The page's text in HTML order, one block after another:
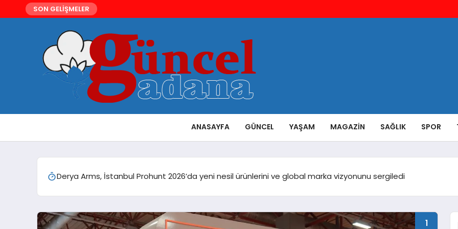
SON GELİŞMELER
ANASAYFA GÜNCEL YAŞAM MAGAZIN SAĞLIK SPOR
Derya Arms, İstanbul Prohunt 2026’da yeni nesil ürünlerini ve global marka vizyonunu sergiledi
1